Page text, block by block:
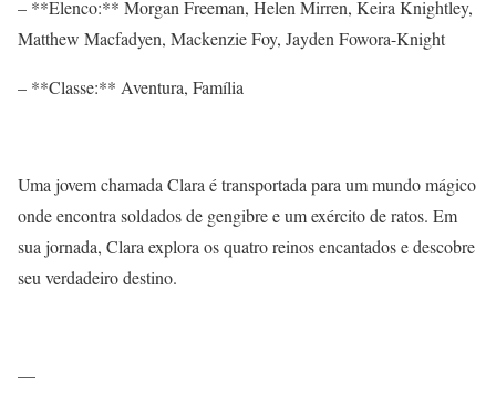
– **Elenco:** Morgan Freeman, Helen Mirren, Keira Knightley,
Matthew Macfadyen, Mackenzie Foy, Jayden Fowora-Knight
– **Classe:** Aventura, Família
Uma jovem chamada Clara é transportada para um mundo mágico
onde encontra soldados de gengibre e um exército de ratos. Em
sua jornada, Clara explora os quatro reinos encantados e descobre
seu verdadeiro destino.
—